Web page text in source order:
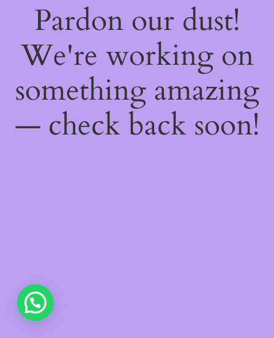
Pardon our dust!
We're working on
something amazing
— check back soon!